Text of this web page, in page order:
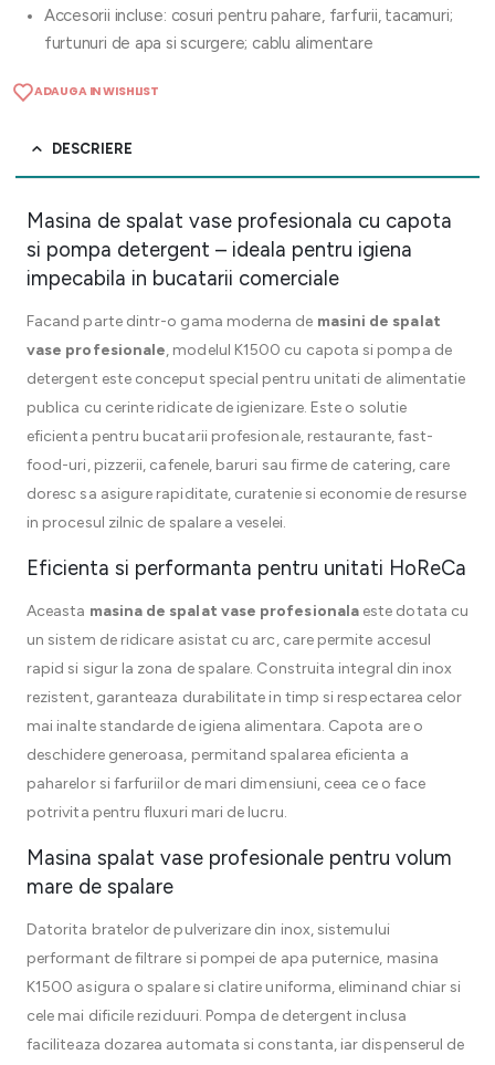
Accesorii incluse: cosuri pentru pahare, farfurii, tacamuri;
furtunuri de apa si scurgere; cablu alimentare
ADAUGA IN WISHLIST
DESCRIERE
Masina de spalat vase profesionala cu capota
si pompa detergent – ideala pentru igiena
impecabila in bucatarii comerciale
Facand parte dintr-o gama moderna de masini de spalat
vase profesionale, modelul K1500 cu capota si pompa de
detergent este conceput special pentru unitati de alimentatie
publica cu cerinte ridicate de igienizare. Este o solutie
eficienta pentru bucatarii profesionale, restaurante, fast-
food-uri, pizzerii, cafenele, baruri sau firme de catering, care
doresc sa asigure rapiditate, curatenie si economie de resurse
in procesul zilnic de spalare a veselei.
Eficienta si performanta pentru unitati HoReCa
Aceasta masina de spalat vase profesionalaeste dotata cu
un sistem de ridicare asistat cu arc, care permite accesul
rapid si sigur la zona de spalare. Construita integral din inox
rezistent, garanteaza durabilitate in timp si respectarea celor
mai inalte standarde de igiena alimentara. Capota are o
deschidere generoasa, permitand spalarea eficienta a
paharelor si farfuriilor de mari dimensiuni, ceea ce o face
potrivita pentru fluxuri mari de lucru.
Masina spalat vase profesionale pentru volum
mare de spalare
Datorita bratelor de pulverizare din inox, sistemului
performant de filtrare si pompei de apa puternice, masina
K1500 asigura o spalare si clatire uniforma, eliminand chiar si
cele mai dificile reziduuri. Pompa de detergent inclusa
faciliteaza dozarea automata si constanta, iar dispenserul de